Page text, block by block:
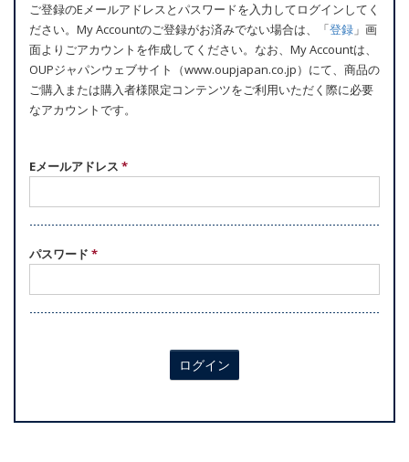
マ
リ
ー
タ
ブ
ご登録のEメールアドレスとパスワードを入力してログインしてく
ださい。My Accountのご登録がお済みでない場合は、「登録 」画
面よりごアカウントを作成してください。なお、My Accountは、
OUPジャパンウェブサイト（www.oupjapan.co.jp）にて、商品の
ご購入または購入者様限定コンテンツをご利用いただく際に必要
なアカウントです。
Eメールアドレス *
パスワード *
ログイン